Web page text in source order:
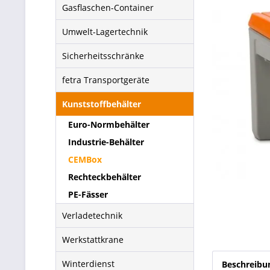
Gasflaschen-Container
Umwelt-Lagertechnik
Sicherheitsschränke
fetra Transportgeräte
Kunststoffbehälter
Euro-Normbehälter
Industrie-Behälter
CEMBox
Rechteckbehälter
PE-Fässer
Verladetechnik
Werkstattkrane
Winterdienst